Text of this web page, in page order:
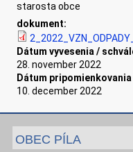
starosta obce
dokument:
Dátum vyvesenia /
28. november 2022
Dátum
10. december 2022
OBEC PÍLA